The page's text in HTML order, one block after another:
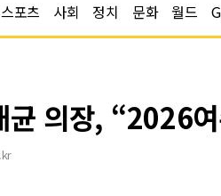
스포츠 사회 정치 문화 월드
균 의장, “2026